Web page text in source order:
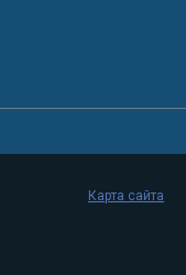
Карта сайта